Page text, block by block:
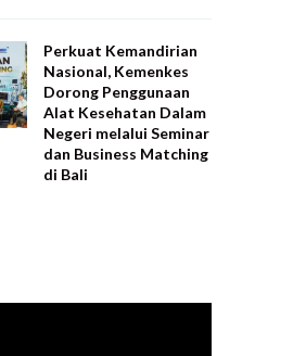
Perkuat Kemandirian
Nasional, Kemenkes
Dorong Penggunaan
Alat Kesehatan Dalam
Negeri melalui Seminar
dan Business Matching
di Bali